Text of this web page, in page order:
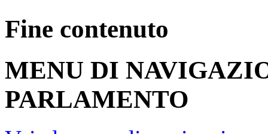
Fine contenuto
MENU DI
PARLAMENTO